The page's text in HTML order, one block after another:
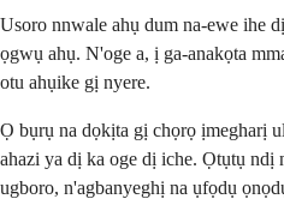
Usoro nnwale ahụ dum na-ewe ihe
ọgwụ ahụ. N'oge a, ị ga-anakọta
otu ahụike gị nyere.
Ọ bụrụ na dọkịta gị chọrọ ịmegharị
ahazi ya dị ka oge dị iche. Ọtụtụ ndị
ugboro, n'agbanyeghị na ụfọdụ